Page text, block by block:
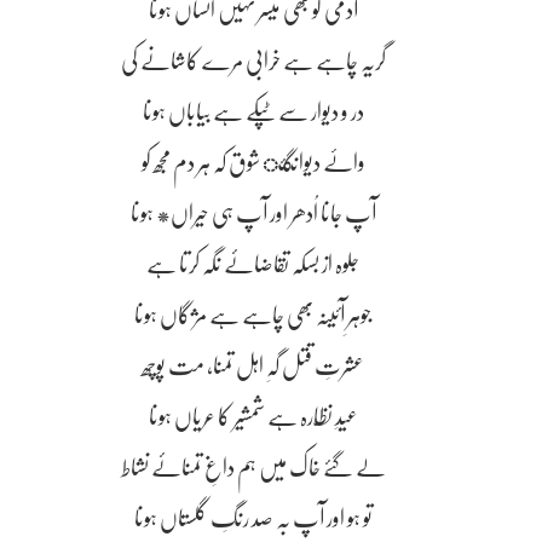
آدمی کو بھی میسر نہیں انساں ہونا
گریہ چاہے ہے خرابی مرے کاشانے کی
در و دیوار سے ٹپکے ہے بیاباں ہونا
واۓ دیوانگئ شوق کہ ہر دم مجھ کو
آپ جانا اُدھر اور آپ ہی حیراں* ہونا
جلوہ از بسکہ تقاضائے نگہ کرتا ہے
جوہرِ آئینہ بھی چاہے ہے مژگاں ہونا
عشرتِ قتل گہِ اہل تمنا، مت پوچھ
عیدِ نظّارہ ہے شمشیر کا عریاں ہونا
لے گئے خاک میں ہم داغِ تمنائے نشاط
تو ہو اور آپ بہ صد رنگِ گلستاں ہونا